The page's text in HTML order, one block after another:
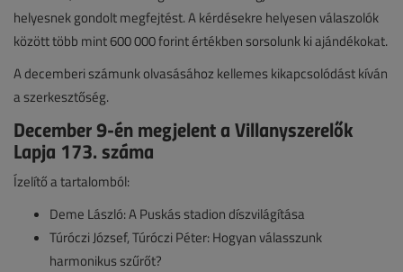
helyesnek gondolt megfejtést. A kérdésekre helyesen válaszolók
között több mint 600 000 forint értékben sorsolunk ki ajándékokat.
A decemberi számunk olvasásához kellemes kikapcsolódást kíván
a szerkesztőség.
December 9-én megjelent a Villanyszerelők
Lapja 173. száma
Ízelítő a tartalomból:
Deme László: A Puskás stadion díszvilágítása
Túróczi József, Túróczi Péter: Hogyan válasszunk
harmonikus szűrőt?